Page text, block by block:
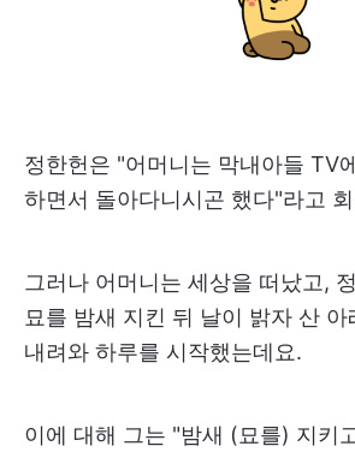
정한헌은 "어머니는 막내아들 TV
하면서 돌아다니시곤 했다"라고
그러나 어머니는 세상을 떠났고,
묘를 밤새 지킨 뒤 날이 밝자 산 아
내려와 하루를 시작했는데요.
이에 대해 그는 "밤새 (묘를) 지키